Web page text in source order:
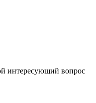
интересующий вопрос